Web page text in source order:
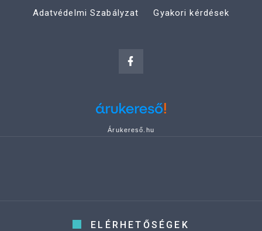
Adatvédelmi Szabályzat
Gyakori kérdések
Árukereső.hu
ELÉRHETŐSÉGEK